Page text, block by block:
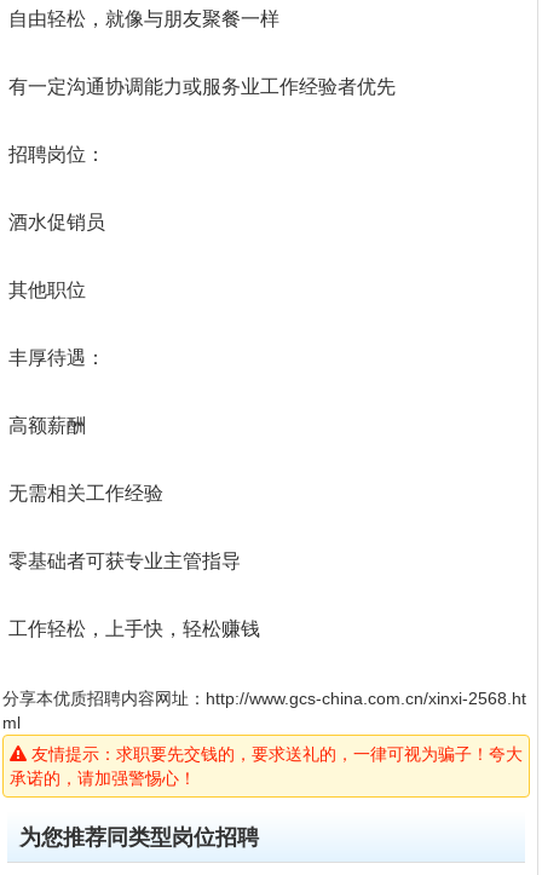
自由轻松，就像与朋友聚餐一样
有一定沟通协调能力或服务业工作经验者优先
招聘岗位：
酒水促销员
其他职位
丰厚待遇：
高额薪酬
无需相关工作经验
零基础者可获专业主管指导
工作轻松，上手快，轻松赚钱
分享本优质招聘内容网址： http://www.gcs-china.com.cn/xinxi-2568.ht
ml
友情提示：求职要先交钱的，要求送礼的，一律可视为骗子！夸大
承诺的，请加强警惕心！
为您推荐同类型岗位招聘